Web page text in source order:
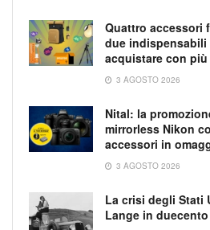
Quattro accessori
due indispensabili
acquistare con più
3 AGOSTO 2026
Nital: la
mirrorless Nikon
accessori in
3 AGOSTO 2026
La crisi degli Stati
Lange in